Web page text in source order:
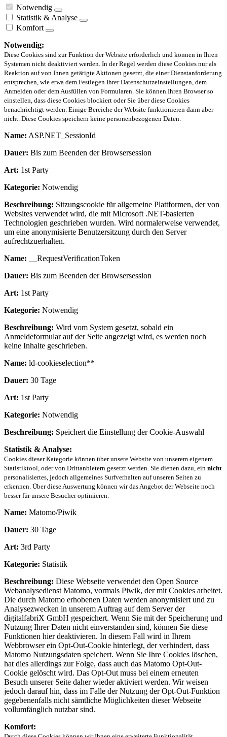
Notwendig
Statistik & Analyse
Komfort
Notwendig:
Diese Cookies sind zur Funktion der Website erforderlich und können in Ihren
Systemen nicht deaktiviert werden. In der Regel werden diese Cookies nur als
Reaktion auf von Ihnen getätigte Aktionen gesetzt, die einer Dienstanforderung
entsprechen, wie etwa dem Festlegen Ihrer Datenschutzeinstellungen, dem
Anmelden oder dem Ausfüllen von Formularen. Sie können Ihren Browser so
einstellen, dass diese Cookies blockiert oder Sie über diese Cookies
benachrichtigt werden. Einige Bereiche der Website funktionieren dann aber
nicht. Diese Cookies speichern keine personenbezogenen Daten.
Name: ASP.NET_SessionId
Dauer: Bis zum Beenden der Browsersession
Art: 1st Party
Kategorie: Notwendig
Beschreibung: Sitzungscookie für allgemeine Plattformen, der von
Websites verwendet wird, die mit Microsoft .NET-basierten
Technologien geschrieben wurden. Wird normalerweise verwendet,
um eine anonymisierte Benutzersitzung durch den Server
aufrechtzuerhalten.
Name: __RequestVerificationToken
Dauer: Bis zum Beenden der Browsersession
Art: 1st Party
Kategorie: Notwendig
Beschreibung: Wird vom System gesetzt, sobald ein
Anmeldeformular auf der Seite angezeigt wird, es werden noch
keine Inhalte geschrieben.
Name: ld-cookieselection**
Dauer: 30 Tage
Art: 1st Party
Kategorie: Notwendig
Beschreibung: Speichert die Einstellung der Cookie-Auswahl
Statistik & Analyse:
Cookies dieser Kategorie können über unsere Website von unserem eigenem
Statistiktool, oder von Drittanbietern gesetzt werden. Sie dienen dazu, ein nicht
personalisiertes, jedoch allgemeines Surfverhalten auf unseren Seiten zu
erkennen. Über diese Auswertung können wir das Angebot der Webseite noch
besser für unsere Besucher optimieren.
Name: Matomo/Piwik
Dauer: 30 Tage
Art: 3rd Party
Kategorie: Statistik
Beschreibung: Diese Webseite verwendet den Open Source
Webanalysedienst Matomo, vormals Piwik, der mit Cookies arbeitet.
Die durch Matomo erhobenen Daten werden anonymisiert und zu
Analysezwecken in unserem Auftrag auf dem Server der
digitalfabriX GmbH gespeichert. Wenn Sie mit der Speicherung und
Nutzung Ihrer Daten nicht einverstanden sind, können Sie diese
Funktionen hier deaktivieren. In diesem Fall wird in Ihrem
Webbrowser ein Opt-Out-Cookie hinterlegt, der verhindert, dass
Matomo Nutzungsdaten speichert. Wenn Sie Ihre Cookies löschen,
hat dies allerdings zur Folge, dass auch das Matomo Opt-Out-
Cookie gelöscht wird. Das Opt-Out muss bei einem erneuten
Besuch unserer Seite daher wieder aktiviert werden. Wir weisen
jedoch darauf hin, dass im Falle der Nutzung der Opt-Out-Funktion
gegebenenfalls nicht sämtliche Möglichkeiten dieser Webseite
vollumfänglich nutzbar sind.
Komfort: